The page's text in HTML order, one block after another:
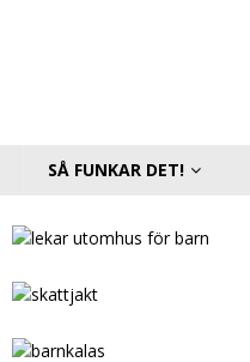
SÅ FUNKAR DET!